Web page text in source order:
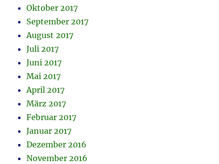
Oktober 2017
September 2017
August 2017
Juli 2017
Juni 2017
Mai 2017
April 2017
März 2017
Februar 2017
Januar 2017
Dezember 2016
November 2016